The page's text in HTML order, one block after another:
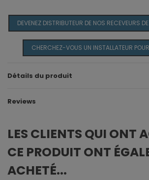
DEVENEZ DISTRIBUTEUR DE NOS RECEVEURS
CHERCHEZ-VOUS UN INSTALLATEUR
Détails du produit
Reviews
LES CLIENTS QUI ONT
CE PRODUIT ONT
ACHETÉ...